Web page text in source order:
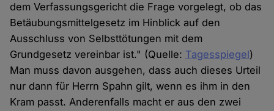
dem Verfassungsgericht die Frage vorgelegt, ob das
Betäubungsmittelgesetz im Hinblick auf den
Ausschluss von Selbsttötungen mit dem
Grundgesetz vereinbar ist." (Quelle: Tagesspiegel)
Man muss davon ausgehen, dass auch dieses Urteil
nur dann für Herrn Spahn gilt, wenn es ihm in den
Kram passt. Anderenfalls macht er aus den zwei